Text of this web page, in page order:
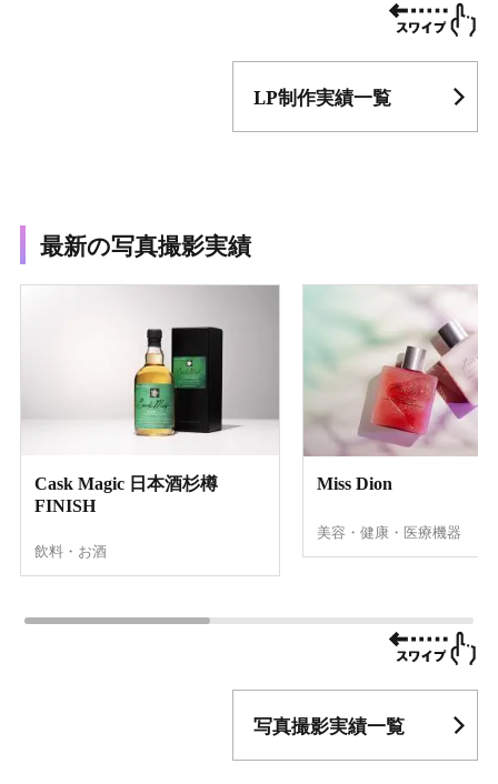
LP制作実績一覧
最新の写真撮影実績
Cask Magic 日本酒杉樽
FINISH
飲料・お酒
Miss Dion
美容・健康・医療機器
写真撮影実績一覧